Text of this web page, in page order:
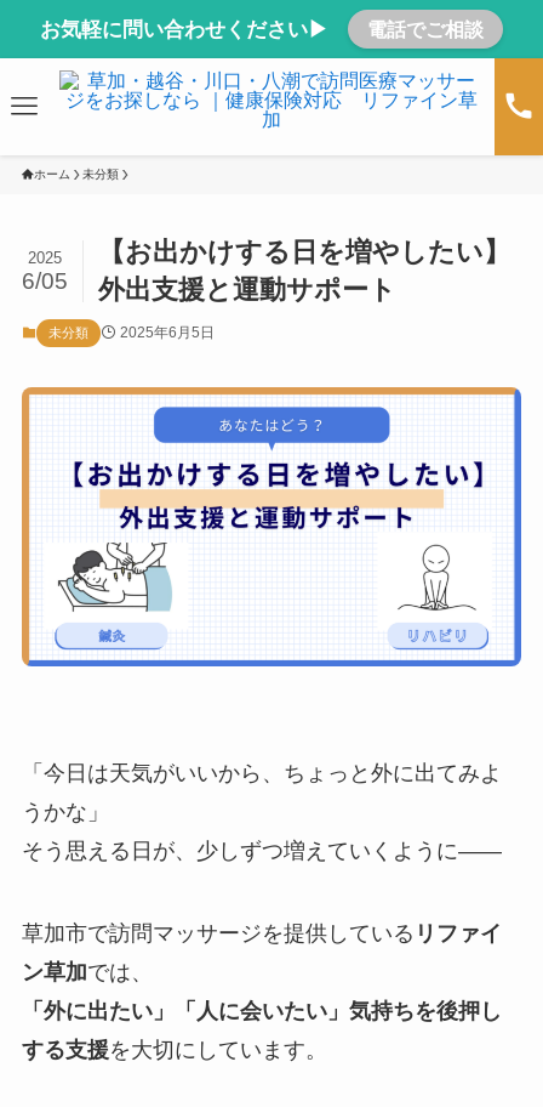
お気軽に問い合わせください▶ 電話でご相談
ホーム 未分類
【お出かけする日を増やしたい】
外出支援と運動サポート
2025
6/05
未分類 2025年6月5日
「今日は天気がいいから、ちょっと外に出てみよ
うかな」
そう思える日が、少しずつ増えていくように——
草加市で訪問マッサージを提供している リファイ
ン草加では、
「外に出たい」「人に会いたい」気持ちを後押し
する支援を大切にしています。